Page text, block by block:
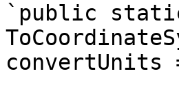
`public static
convertUnits